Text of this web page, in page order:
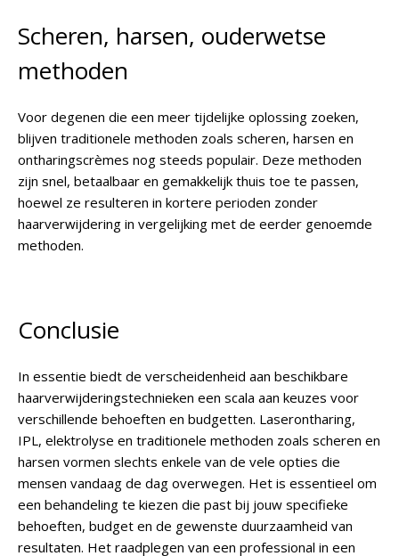
Scheren, harsen, ouderwetse
methoden
Voor degenen die een meer tijdelijke oplossing zoeken,
blijven traditionele methoden zoals scheren, harsen en
ontharingscrèmes nog steeds populair. Deze methoden
zijn snel, betaalbaar en gemakkelijk thuis toe te passen,
hoewel ze resulteren in kortere perioden zonder
haarverwijdering in vergelijking met de eerder genoemde
methoden.
Conclusie
In essentie biedt de verscheidenheid aan beschikbare
haarverwijderingstechnieken een scala aan keuzes voor
verschillende behoeften en budgetten. Laserontharing,
IPL, elektrolyse en traditionele methoden zoals scheren en
harsen vormen slechts enkele van de vele opties die
mensen vandaag de dag overwegen. Het is essentieel om
een behandeling te kiezen die past bij jouw specifieke
behoeften, budget en de gewenste duurzaamheid van
resultaten. Het raadplegen van een professional in een